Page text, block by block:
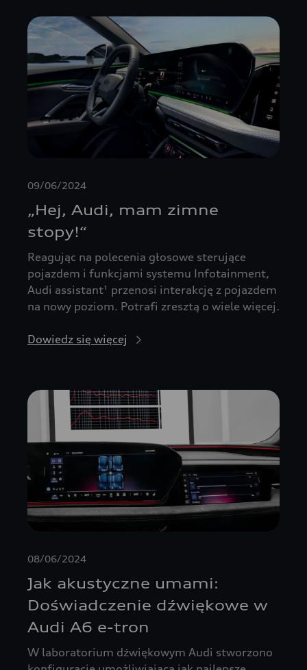
09/06/2024
„Hej, Audi, mam zimne
stopy!“
Reagując na polecenia głosowe sterujące
pojazdem i funkcjami systemu Infotainment,
Audi assistant¹ przenosi interakcję z pojazdem
na nowy poziom. Potrafi zresztą o wiele więcej.
Dowiedz się więcej
08/06/2024
Jak akustyczne umami:
Doświadczenie dźwiękowe w
Audi A6 e-tron
W laboratorium dźwiękowym Audi stworzono